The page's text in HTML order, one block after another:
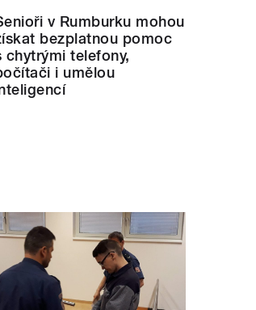
v Rumburku mohou
bezplatnou pomoc
chytrými telefony,
i umělou